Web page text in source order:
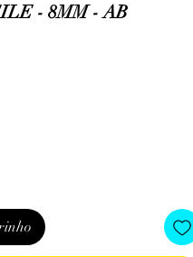
- 8MM - AB